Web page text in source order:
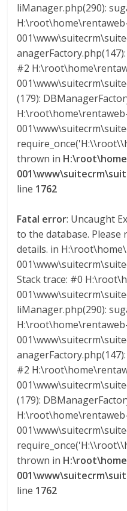
liManager.php(290):
#2
(179):
thrown in
line 1762
Fatal error: Uncaught
to the database.
details. in
Stack trace: #0
liManager.php(290):
#2
(179):
thrown in
line 1762